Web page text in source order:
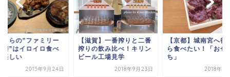
くらの”ファミリー
膳”はイロイロ食べ
楽しい
2015年9月24日
【滋賀】一番搾りと二番
搾りの飲み比べ！キリン
ビール工場見学
2018年9月23日
【京都】城南宮へ行
ら食べたい！「おせ
ち」
2018年3